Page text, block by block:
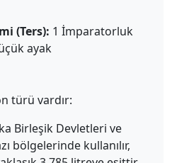
(Ters): 1 İmparatorluk
ayak
türü vardır:
Birleşik Devletleri ve
bölgelerinde kullanılır,